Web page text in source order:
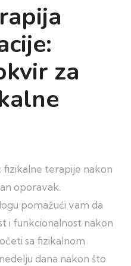
za
terapije nakon
oporavak.
pomažući vam da
i funkcionalnost nakon
sa fizikalnom
dana nakon što